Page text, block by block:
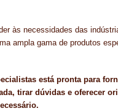
às necessidades das
ampla gama de produtos
está pronta para
tirar dúvidas e oferecer